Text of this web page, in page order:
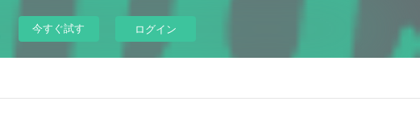
今すぐ試す ログイン